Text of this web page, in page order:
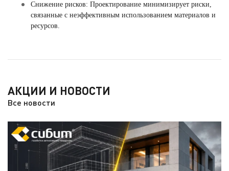
Снижение рисков: Проектирование минимизирует риски,
связанные с неэффективным использованием материалов и
ресурсов.
АКЦИИ И НОВОСТИ
Все новости